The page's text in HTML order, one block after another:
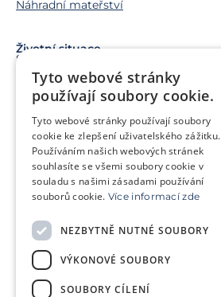
Náhradní mateřství
Životní situace
Snažíme se o miminko
Chci miminko v budoucnu
Jsem v onkologické léčbě
Chci pomoct jiným párům
Klientská zóna
Slovníček pojmů
Často kladené dotazy
Ke stažení
Ceník
Tyto webové stránky
používají soubory cookie.
Tyto webové stránky používají soubory
cookie ke zlepšení uživatelského zážitku.
Používáním našich webových stránek
souhlasíte se všemi soubory cookie v
souladu s našimi zásadami používání
souborů cookie. Více informací zde
NEZBYTNĚ NUTNÉ SOUBORY
VÝKONOVÉ SOUBORY
SOUBORY CÍLENÍ